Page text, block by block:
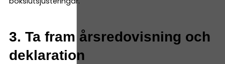
3. Ta fram årsredovisning och
deklaration